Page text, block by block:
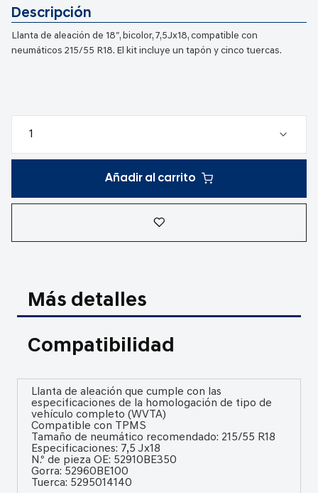
Descripción
Llanta de aleación de 18″, bicolor, 7,5Jx18, compatible con
neumáticos 215/55 R18. El kit incluye un tapón y cinco tuercas.
Añadir al carrito
Más detalles
Compatibilidad
Llanta de aleación que cumple con las
especificaciones de la homologación de tipo de
vehículo completo (WVTA)
Compatible con TPMS
Tamaño de neumático recomendado: 215/55 R18
Especificaciones: 7,5 Jx18
N.º de pieza OE: 52910BE350
Gorra: 52960BE100
Tuerca: 5295014140